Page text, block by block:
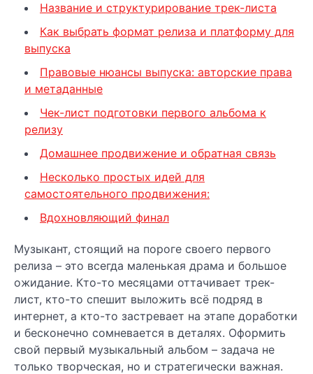
Название и структурирование трек-листа
Как выбрать формат релиза и платформу для
выпуска
Правовые нюансы выпуска: авторские права
и метаданные
Чек-лист подготовки первого альбома к
релизу
Домашнее продвижение и обратная связь
Несколько простых идей для
самостоятельного продвижения:
Вдохновляющий финал
Музыкант, стоящий на пороге своего первого
релиза – это всегда маленькая драма и большое
ожидание. Кто-то месяцами оттачивает трек-
лист, кто-то спешит выложить всё подряд в
интернет, а кто-то застревает на этапе доработки
и бесконечно сомневается в деталях. Оформить
свой первый музыкальный альбом – задача не
только творческая, но и стратегически важная.